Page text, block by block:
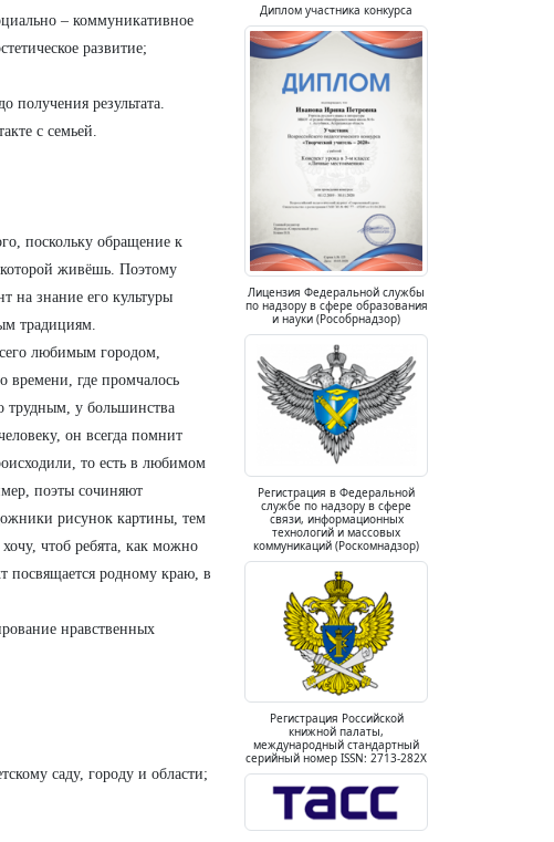
– коммуникативное
развитие;
получения результата.
с семьей.
поскольку обращение к
которой живёшь. Поэтому
на знание его культуры
традициям.
любимым городом,
времени, где промчалось
трудным, у большинства
он всегда помнит
то есть в любимом
поэты сочиняют
рисунок картины, тем
чтоб ребята, как можно
посвящается родному краю, в
нравственных
саду, городу и области;
Диплом участника конкурса
Лицензия Федеральной службы
по надзору в сфере образования
и науки (Рособрнадзор)
Регистрация в Федеральной
службе по надзору в сфере
связи, информационных
технологий и массовых
коммуникаций (Роскомнадзор)
Регистрация Российской
книжной палаты,
международный стандартный
серийный номер ISSN: 2713-282X